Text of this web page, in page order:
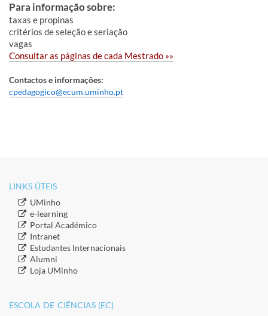
Para informação sobre:
taxas e propinas
critérios de seleção e seriação
​vagas ​
Consultar as páginas de ca​da Mestrado »»
Contactos e informações:
cpedagogico@ecum.uminho.pt
LINKS ÚTEIS​
​UMinho
​e-learning
​Portal Académico
​Intranet
​Estudantes Inter​​nacionais
​Alumni
​​Loja UMinho
ESCOLA DE CIÊNCIAS (EC)​